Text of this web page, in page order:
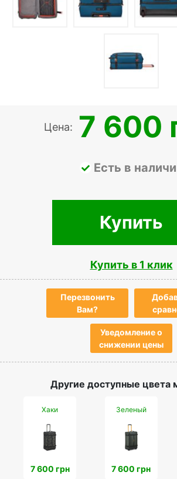
Цена: 7 600
Есть в
Купить
Купить в 1 клик
Перезвонить
Вам?
Уведомление о
снижении цены
Другие доступные цвета
Хаки
7 600 грн
Зеленый
7 600 грн